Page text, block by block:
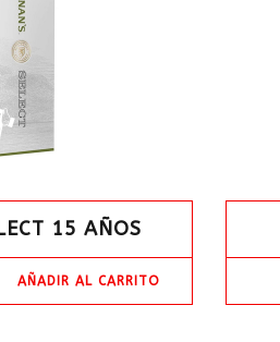
15 AÑOS
AÑADIR AL CARRITO